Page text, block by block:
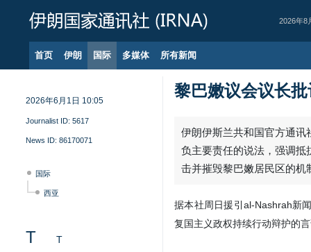
2026年8
首页 伊朗 国际 多媒体 所有新闻
2026年6月1日 10:05
Journalist ID: 5617
News ID: 86170071
国际
西亚
T T
黎巴嫩议会议长
伊朗伊斯兰共和国官方通讯
负主要责任的说法，强调抵
击并摧毁黎巴嫩居民区的机
据本社周日援引al-Nashrah新
复国主义政权持续行动辩护的